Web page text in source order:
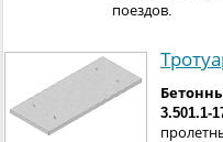
поездов.
3.501.1-